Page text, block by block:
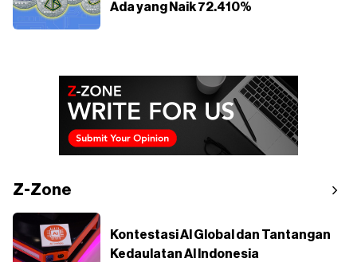
Ada yang Naik 72.410%
Z-Zone
Kontestasi AI Global dan Tantangan
Kedaulatan AI Indonesia